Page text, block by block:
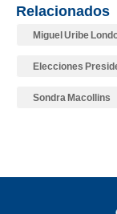
Relacionados
Miguel Uribe
Elecciones
Sondra Macollins